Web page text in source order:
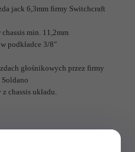
jack 6,3mm firmy Switchcraft
min. 11,2mm
podkładce 3/8"
głośnikowych przez firmy
Soldano
chassis układu.